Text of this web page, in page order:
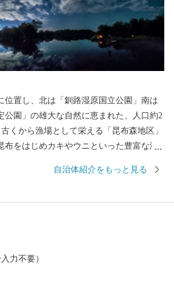
置し、北は「釧路湿原国立公園」南は
公園」の雄大な自然に恵まれた、人口約2
くから漁場として栄える「昆布森地区」
布をはじめカキやウニといった豊富な海
れ、道東の拠点商業地として、にぎわい
自治体紹介をもっと見る
力不要）